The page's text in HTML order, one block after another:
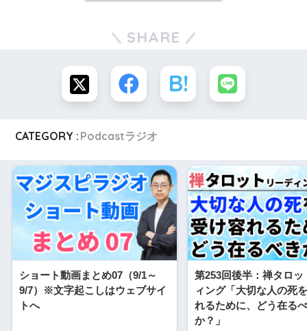
SHARE
CATEGORY : Podcastラジオ
ショート動画まとめ07（9/1～
9/7）※文字起こしはウェブサイ
トへ
第253回後半：禅タロッ
ィング「大切な人の死
れるために、どう在る
か？」